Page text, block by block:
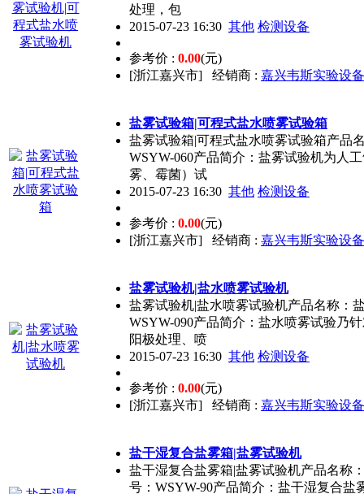
处理，包
2015-07-23 16:30 其他 检测设备
参考价 : 0.00(元)
[浙江嘉兴市]
经销商 : 嘉兴韦斯实验设
盐雾试验箱|可程式盐水喷雾试验箱
盐雾试验箱|可程式盐水喷雾试验箱产品
WSYW-060产品简介：盐雾试验机为人
雾、霉菌）试
2015-07-23 16:30 其他 检测设备
参考价 : 0.00(元)
[浙江嘉兴市]
经销商 : 嘉兴韦斯实验设
盐雾试验机|盐水喷雾试验机
盐雾试验机|盐水喷雾试验机产品名称：
WSYW-090产品简介：盐水喷雾试验乃
阳极处理、喷
2015-07-23 16:30 其他 检测设备
参考价 : 0.00(元)
[浙江嘉兴市]
经销商 : 嘉兴韦斯实验设
盐干湿复合盐雾箱|盐雾试验机
盐干湿复合盐雾箱|盐雾试验机产品名称
号：WSYW-90产品简介：盐干湿复合盐